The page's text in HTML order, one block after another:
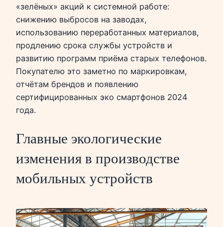
«зелёных» акций к системной работе:
снижению выбросов на заводах,
использованию переработанных материалов,
продлению срока службы устройств и
развитию программ приёма старых телефонов.
Покупателю это заметно по маркировкам,
отчётам брендов и появлению
сертифицированных эко смартфонов 2024
года.
Главные экологические
изменения в производстве
мобильных устройств